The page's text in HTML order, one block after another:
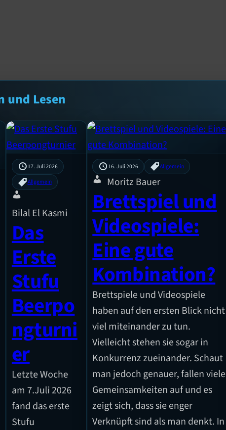
und Lesen
17. Juli 2026
Allgemein
Bilal El Kasmi
Das
Erste
Stufu
Beerpo
ngturni
er
Letzte Woche
am 7.Juli 2026
fand das erste
Stufu
16. Juli 2026 Allgemein
Moritz Bauer
Brettspiel und
Videospiele:
Eine gute
Kombination?
Brettspiele und Videospiele
haben auf den ersten Blick nicht
viel miteinander zu tun.
Vielleicht stehen sie sogar in
Konkurrenz zueinander. Schaut
man jedoch genauer, fallen viele
Gemeinsamkeiten auf und es
zeigt sich, dass sie enger
Verknüpft sind als man denkt. In